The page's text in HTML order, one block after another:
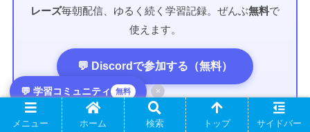
レーズ毎朝配信、ゆるく続く学習記録。ぜんぶ無料で
使えます。
💬 Discordで参加する（無料）
→ コミュニティで何ができるか詳しく見る
💬 学習コミュニティ 無料 ×
メニュー ホーム 検索 トップ サイドバー